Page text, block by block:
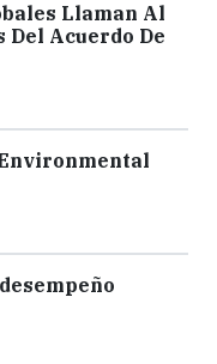
Llaman Al
Del Acuerdo De